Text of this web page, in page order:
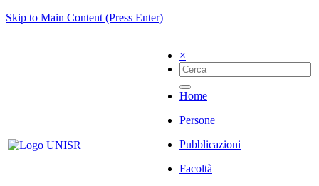
Skip to Main Content (Press Enter)
×
Home
Persone
Pubblicazioni
Facoltà